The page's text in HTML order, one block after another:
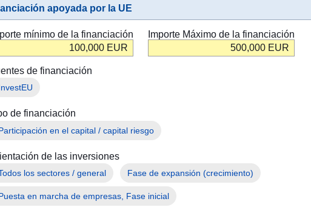
apoyada por la UE
mínimo de la financiación
100,000 EUR
Importe Máximo de la financiación
500,000 EUR
de financiación
de financiación
en el capital / capital riesgo
de las inversiones
los sectores / general Fase de expansión (crecimiento)
en marcha de empresas, Fase inicial